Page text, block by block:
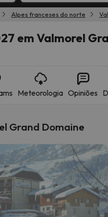
caminho. Assim que
Alpes franceses do norte
em Valmorel
Meteorologia Opiniões
Grand Domaine